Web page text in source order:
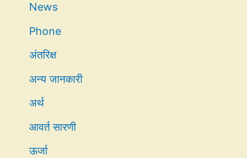
News
Phone
अंतरिक्ष
अन्य जानकारी
अर्थ
आवर्त सारणी
ऊर्जा